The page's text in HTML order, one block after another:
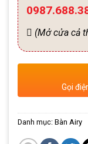
(Mở cửa cả
Gọi
Danh mục: Bàn Airy